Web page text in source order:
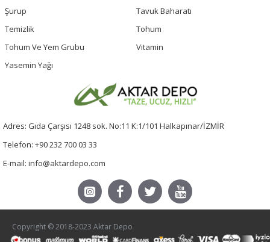
Şurup
Tavuk Baharatı
Temizlik
Tohum
Tohum Ve Yem Grubu
Vitamin
Yasemin Yağı
Adres: Gıda Çarşısı 1248 sok. No:11 K:1/101 Halkapınar/İZMİR
Telefon: +90 232 700 03 33
E-mail: info@aktardepo.com
Copyright © 2018-2023 Aktar Depo